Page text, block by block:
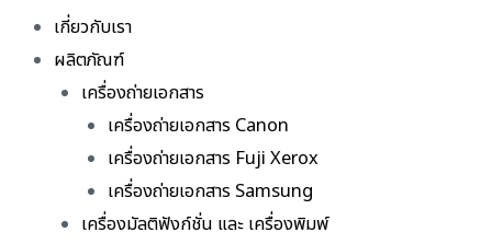
เกี่ยวกับเรา
ผลิตภัณฑ์
เครื่องถ่ายเอกสาร
เครื่องถ่ายเอกสาร Canon
เครื่องถ่ายเอกสาร Fuji Xerox
เครื่องถ่ายเอกสาร Samsung
เครื่องมัลติฟังก์ชั่น และ เครื่องพิมพ์